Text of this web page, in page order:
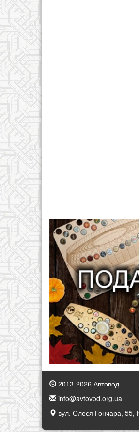
2013-2026 Автовод
info@avtovod.org.ua
вул. Олеся Гончара, 55,